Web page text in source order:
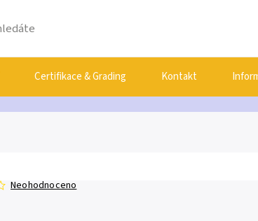
Certifikace & Grading Kontakt
Neohodnoceno